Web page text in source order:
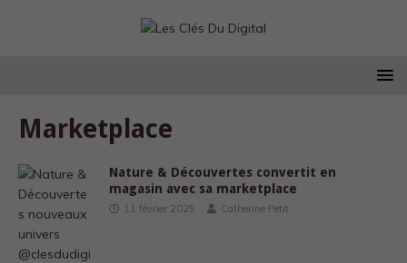
Marketplace
Nature & Découvertes convertit en
magasin avec sa marketplace
11 février 2025 Catherine Petit